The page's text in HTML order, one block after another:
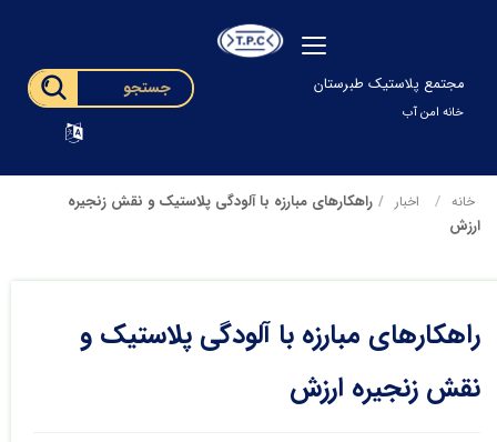
مجتمع پلاستیک طبرستان
خانه امن آب
خانه اخبار
راهکارهای مبارزه با آلودگی پلاستیک و نقش زنجیره
ارزش
راهکارهای مبارزه با آلودگی پلاستیک و
نقش زنجیره ارزش